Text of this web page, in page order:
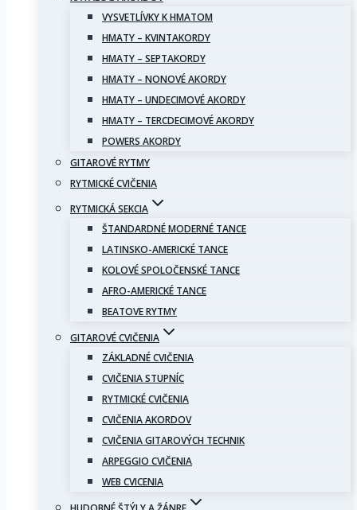
VYSVETLÍVKY K HMATOM
HMATY – KVINTAKORDY
HMATY – SEPTAKORDY
HMATY – NONOVÉ AKORDY
HMATY – UNDECIMOVÉ AKORDY
HMATY – TERCDECIMOVÉ AKORDY
POWERS AKORDY
GITAROVÉ RYTMY
RYTMICKÉ CVIČENIA
RYTMICKÁ SEKCIA
ŠTANDARDNÉ MODERNÉ TANCE
LATINSKO-AMERICKÉ TANCE
KOLOVÉ SPOLOČENSKÉ TANCE
AFRO-AMERICKÉ TANCE
BEATOVE RYTMY
GITAROVÉ CVIČENIA
ZÁKLADNÉ CVIČENIA
CVIČENIA STUPNÍC
RYTMICKÉ CVIČENIA
CVIČENIA AKORDOV
CVIČENIA GITAROVÝCH TECHNIK
ARPEGGIO CVIČENIA
WEB CVICENIA